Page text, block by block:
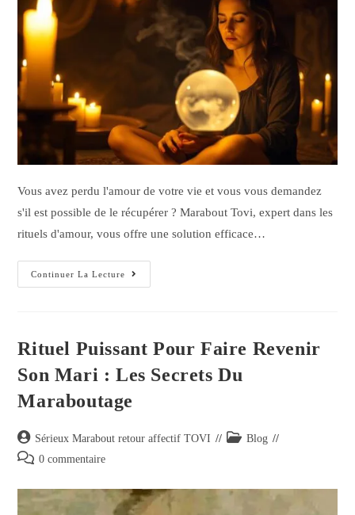
Vous avez perdu l'amour de votre vie et vous vous demandez
s'il est possible de le récupérer ? Marabout Tovi, expert dans les
rituels d'amour, vous offre une solution efficace…
Continuer La Lecture
Rituel Puissant Pour Faire Revenir
Son Mari : Les Secrets Du
Maraboutage
Sérieux Marabout retour affectif TOVI
Blog
0 commentaire